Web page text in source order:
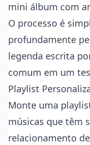
mini álbum com
O processo é
profundamente
legenda escrita
comum em um
Playlist
Monte uma
músicas que têm
relacionamento